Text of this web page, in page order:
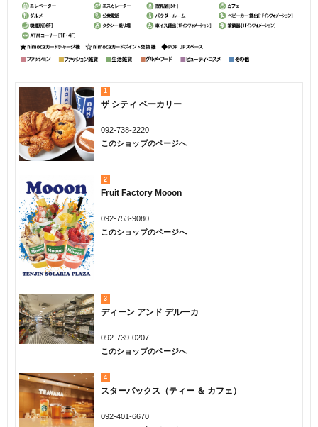
1
ザ シティ ベーカリー
092-738-2220
このショップのページへ
2
Fruit Factory Mooon
092-753-9080
このショップのページへ
3
ディーン アンド デルーカ
092-739-0207
このショップのページへ
4
スターバックス（ティー ＆ カフェ）
092-401-6670